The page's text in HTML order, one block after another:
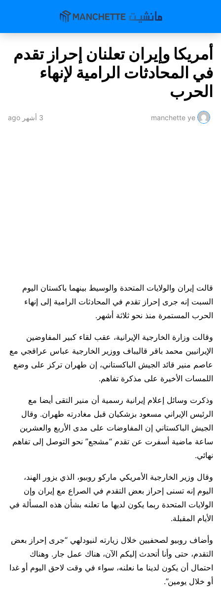
أمريكا وإيران تعلنان إحراز تقدم
في المحادثات الرامية لإنهاء
الحرب
manchette ye 3 أشهر ago
قالت إيران والولايات المتحدة والوسيط بينهما باكستان اليوم
السبت إنه ​جرى إحراز تقدم في المحادثات الرامية إلى إنهاء
الحرب المستمرة منذ نحو ثلاثة أشهر.
وقالت وزارة الخارجية الإيرانية، ‌عقب لقاء كبير المفاوضين
الإيرانيين محمد باقر قاليباف ووزير الخارجية عباس عراقجي مع
عاصم منير قائد الجيش الباكستاني، إن طهران تركز على وضع
اللمسات الأخيرة على مذكرة تفاهم.
وذكرت وسائل إعلام إيرانية رسمية أن منير التقى أيضا مع
الرئيس الإيراني مسعود بزشكيان قبل مغادرته طهران. وقال
الجيش الباكستاني إن المفاوضات على مدى الأربع والعشرين
ساعة ماضية أسفرت عن تقدم “مشجع” نحو التوصل إلى تفاهم
نهائي.
وقال وزير الخارجية الأمريكي ​ماركو روبيو، الذي يزور الهند،
اليوم إنه تسنى إحراز بعض التقدم في الصراع مع إيران وإن
⁠الولايات المتحدة ربما يكون لديها ما تعلنه بشأن هذه المسألة في
الأيام المقبلة.
وأضاف روبيو لصحفيين خلال زيارته لنيودلهي “جرى إحراز بعض ​
التقدم، حتى وأنا أتحدث إليكم الآن، هناك عمل جار. وهناك
احتمال أن يكون لدينا ما نعلنه، سواء في وقت لاحق اليوم ​أو غدا
أو خلال يومين”.